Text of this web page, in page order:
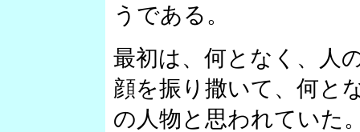
うである。
最初は、何となく、人
顔を振り撒いて、何と
の人物と思われていた